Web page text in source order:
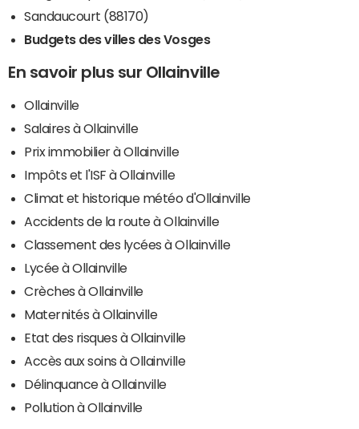
Sandaucourt (88170)
Budgets des villes des Vosges
En savoir plus sur Ollainville
Ollainville
Salaires à Ollainville
Prix immobilier à Ollainville
Impôts et l'ISF à Ollainville
Climat et historique météo d'Ollainville
Accidents de la route à Ollainville
Classement des lycées à Ollainville
Lycée à Ollainville
Crèches à Ollainville
Maternités à Ollainville
Etat des risques à Ollainville
Accès aux soins à Ollainville
Délinquance à Ollainville
Pollution à Ollainville